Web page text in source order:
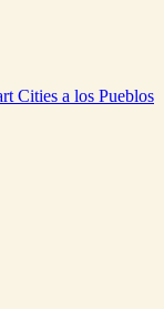
Cities a los Pueblos